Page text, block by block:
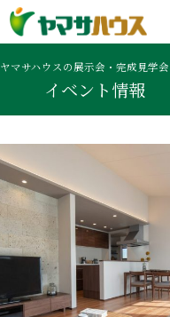
鹿児島で注文住宅なら
新築の注文住宅や建売
の方はこちら。鹿児島県
ーワンの実績を誇る、
ヤマサハウス。展示場
ヤマサハウスの展示会・完成見学
イベント情報